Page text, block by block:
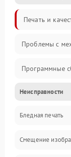
Печать и
Проблемы с
Программные
Программные
Картриджи и
Механика и
Неисправности
Бледная печать
Смещение